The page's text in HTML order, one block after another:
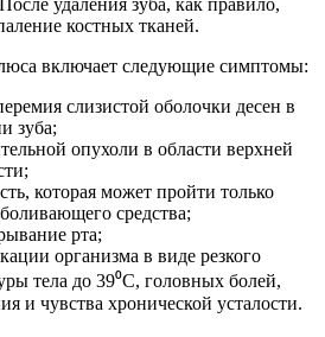
удаления зуба, как правило,
костных тканей.
включает следующие симптомы:
слизистой оболочки десен в
зуба;
опухоли в области верхней
которая может пройти только
средства;
рта;
организма в виде резкого
тела до 39⁰С, головных болей,
и чувства хронической усталости.